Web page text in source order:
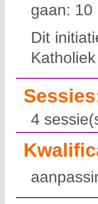
gaan: 10
Dit
4